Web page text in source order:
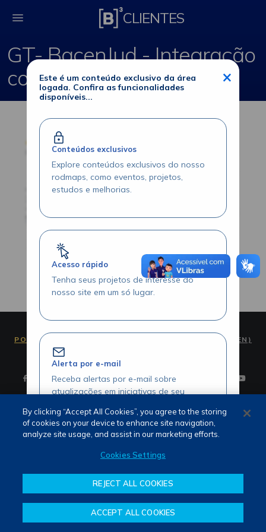
GT- BacenJud -
CLIENTES
GT- BacenJud - Integração
com Participantes
Este é um conteúdo exclusivo da área
logada. Confira as funcionalidades
disponíveis...
×
Conteúdos exclusivos
Explore conteúdos exclusivos do nosso
rodmaps, como eventos, projetos,
estudos e melhorias.
Acesso rápido
Tenha seus projetos de interesse do
nosso site em um só lugar.
Alerta por e-mail
Receba alertas por e-mail sobre
atualizações em iniciativas de seu
Acesse seus projetos com agilidade
Visualize seus itens favoritados através
da área logada.
PORTUGUÊS (PT) ENGLISH (EN)
Termos de Uso e Privacidade
Fale Conosco
By clicking “Accept All Cookies”, you agree to the storing
of cookies on your device to enhance site navigation,
analyze site usage, and assist in our marketing efforts.
Cookies Settings
REJECT ALL COOKIES
ACCEPT ALL COOKIES